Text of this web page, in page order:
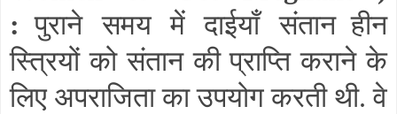
: पुराने समय में दाईयाँ संतान हीन
स्त्रियों को संतान की प्राप्ति कराने के
लिए अपराजिता का उपयोग करती थी. वे